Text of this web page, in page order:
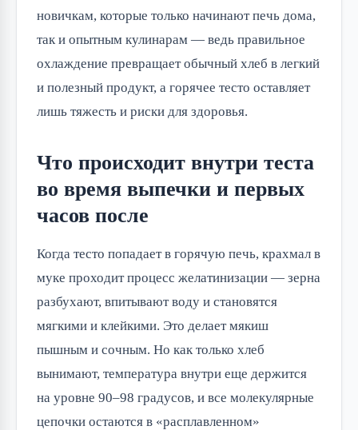
новичкам, которые только начинают печь дома,
так и опытным кулинарам — ведь правильное
охлаждение превращает обычный хлеб в легкий
и полезный продукт, а горячее тесто оставляет
лишь тяжесть и риски для здоровья.
Что происходит внутри теста
во время выпечки и первых
часов после
Когда тесто попадает в горячую печь, крахмал в
муке проходит процесс желатинизации — зерна
разбухают, впитывают воду и становятся
мягкими и клейкими. Это делает мякиш
пышным и сочным. Но как только хлеб
вынимают, температура внутри еще держится
на уровне 90–98 градусов, и все молекулярные
цепочки остаются в «расплавленном»